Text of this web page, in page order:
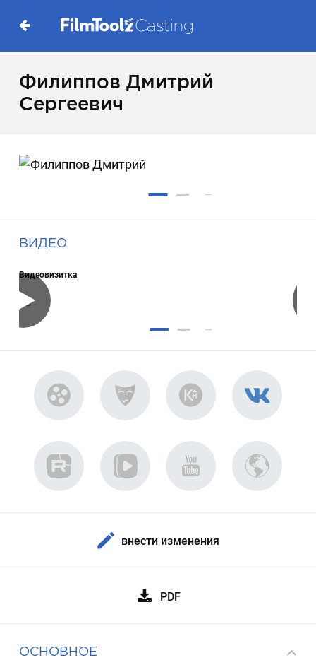
Филиппов Дмитрий
Сергеевич
ВИДЕО
Видеовизитка
внести изменения
PDF
ОСНОВНОЕ